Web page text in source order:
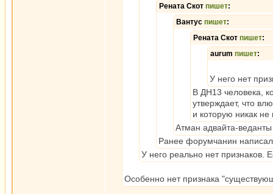
Рената Скот пишет:
Вантус пишет:
Рената Скот пишет:
aurum пишет:
У него нет
В ДН13 человека,
утверждает, что
и которую никак
Атман адвайта-
Ранее форумчанин написал
У него реально нет признаков.
Особенно нет признака